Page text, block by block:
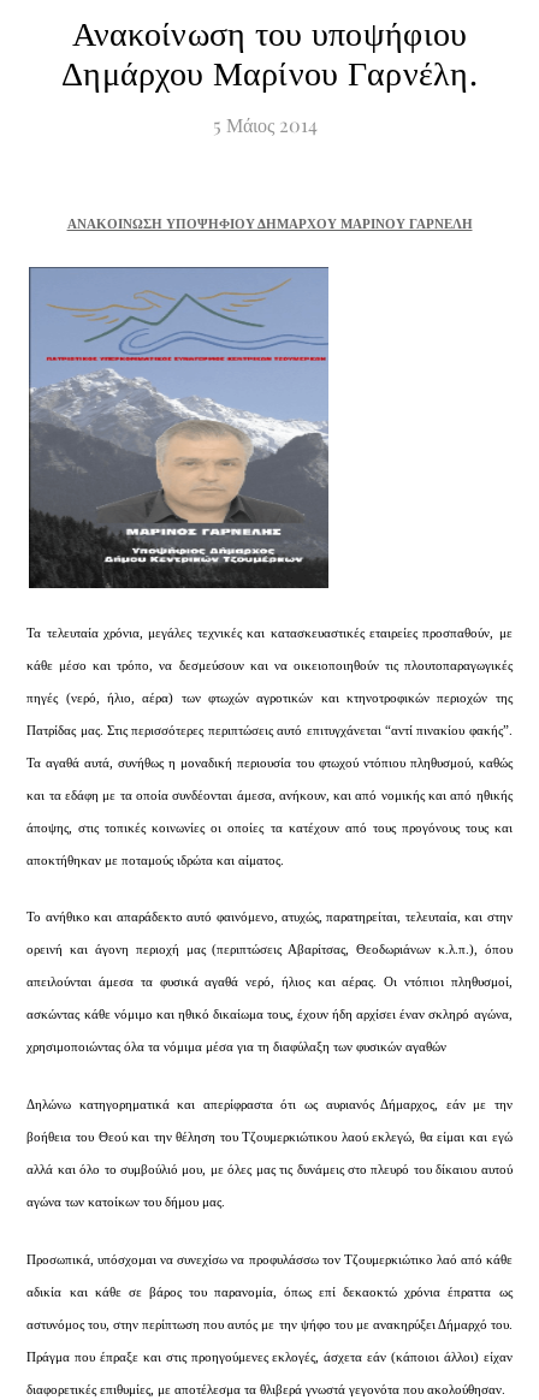
Ανακοίνωση του υποψήφιου
Δημάρχου Μαρίνου Γαρνέλη.
5 Μάιος 2014
ΑΝΑΚΟΙΝΩΣΗ ΥΠΟΨΗΦΙΟΥ ΔΗΜΑΡΧΟΥ ΜΑΡΙΝΟΥ ΓΑΡΝΕΛΗ
Τα τελευταία χρόνια, μεγάλες τεχνικές και κατασκευαστικές εταιρείες προσπαθούν, με
κάθε μέσo και τρόπο, να δεσμεύσουν και να οικειοποιηθούν τις πλουτοπαραγωγικές
πηγές (νερό, ήλιο, αέρα) των φτωχών αγροτικών και κτηνοτροφικών περιοχών της
Πατρίδας μας. Στις περισσότερες περιπτώσεις αυτό επιτυγχάνεται “αντί πινακίου φακής”.
Τα αγαθά αυτά, συνήθως η μοναδική περιουσία του φτωχού ντόπιου πληθυσμού, καθώς
και τα εδάφη με τα οποία συνδέονται άμεσα, ανήκουν, και από νομικής και από ηθικής
άποψης, στις τοπικές κοινωνίες οι οποίες τα κατέχουν από τους προγόνους τους και
αποκτήθηκαν με ποταμούς ιδρώτα και αίματος.
Το ανήθικο και απαράδεκτο αυτό φαινόμενο, ατυχώς, παρατηρείται, τελευταία, και στην
ορεινή και άγονη περιοχή μας (περιπτώσεις Αβαρίτσας, Θεοδωριάνων κ.λ.π.), όπου
απειλούνται άμεσα τα φυσικά αγαθά νερό, ήλιος και αέρας. Οι ντόπιοι πληθυσμοί,
ασκώντας κάθε νόμιμο και ηθικό δικαίωμα τους, έχουν ήδη αρχίσει έναν σκληρό αγώνα,
χρησιμοποιώντας όλα τα νόμιμα μέσα για τη διαφύλαξη των φυσικών αγαθών
Δηλώνω κατηγορηματικά και απερίφραστα ότι ως αυριανός Δήμαρχος, εάν με την
βοήθεια του Θεού και την θέληση του Τζουμερκιώτικου λαού εκλεγώ, θα είμαι και εγώ
αλλά και όλο το συμβούλιό μου, με όλες μας τις δυνάμεις στο πλευρό του δίκαιου αυτού
αγώνα των κατοίκων του δήμου μας.
Προσωπικά, υπόσχομαι να συνεχίσω να προφυλάσσω τον Τζουμερκιώτικο λαό από κάθε
αδικία και κάθε σε βάρος του παρανομία, όπως επί δεκαοκτώ χρόνια έπραττα ως
αστυνόμος του, στην περίπτωση που αυτός με την ψήφο του με ανακηρύξει Δήμαρχό του.
Πράγμα που έπραξε και στις προηγούμενες εκλογές, άσχετα εάν (κάποιοι άλλοι) είχαν
διαφορετικές επιθυμίες, με αποτέλεσμα τα θλιβερά γνωστά γεγονότα που ακολούθησαν.